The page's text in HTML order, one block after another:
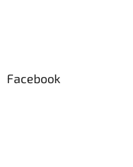
Facebook